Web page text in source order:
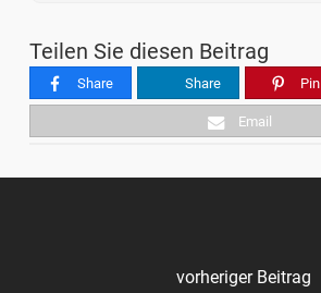
Teilen Sie diesen Beitrag
Share Share Pin
Email
vorheriger Beitrag